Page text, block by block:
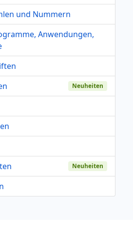
und Nummern
Anwendungen,
Neuheiten
Neuheiten